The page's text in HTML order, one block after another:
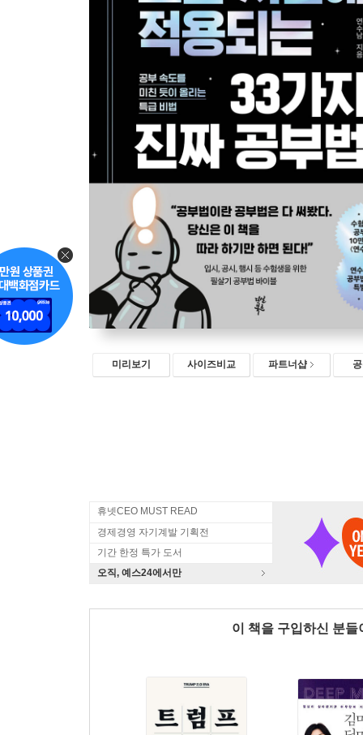
미리보기 사이즈비교 파트너샵
휴넷CEO MUST READ
경제경영 자기계발 기획전
기간 한정 특가 도서
오직, 예스24에서만
이 책을 구입하신 분